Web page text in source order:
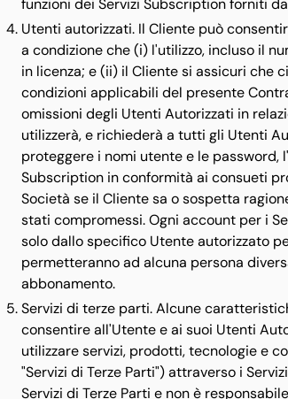
funzioni dei Servizi Subscription forniti
Utenti autorizzati. Il Cliente può
a condizione che (i) l'utilizzo, incluso il
in licenza; e (ii) il Cliente si assicuri che
condizioni applicabili del presente
omissioni degli Utenti Autorizzati in
utilizzerà, e richiederà a tutti gli Utenti
proteggere i nomi utente e le
Subscription in conformità ai consueti
Società se il Cliente sa o sospetta
stati compromessi. Ogni account per i
solo dallo specifico Utente autorizzato
permetteranno ad alcuna persona
abbonamento.
Servizi di terze parti. Alcune
consentire all'Utente e ai suoi Utenti
utilizzare servizi, prodotti, tecnologie e
"Servizi di Terze Parti") attraverso i
Servizi di Terze Parti e non è